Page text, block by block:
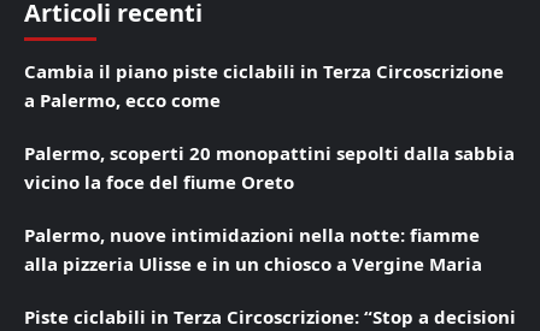
Articoli recenti
Cambia il piano piste ciclabili in Terza Circoscrizione
a Palermo, ecco come
Palermo, scoperti 20 monopattini sepolti dalla sabbia
vicino la foce del fiume Oreto
Palermo, nuove intimidazioni nella notte: fiamme
alla pizzeria Ulisse e in un chiosco a Vergine Maria
Piste ciclabili in Terza Circoscrizione: “Stop a decisioni